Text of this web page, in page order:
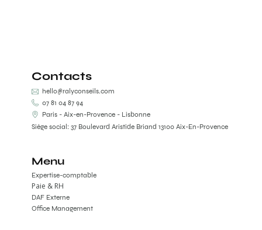
Contacts
hello@ralyconseils.com
07 81 04 87 94
Paris - Aix-en-Provence - Lisbonne
Siège social: 37 Boulevard Aristide Briand 13100 Aix-En-Provence
Menu
Expertise-comptable
DAF Externe
Office Management
Paie & RH